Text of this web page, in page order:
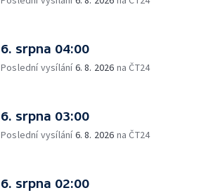
6. srpna 04:00
Poslední vysílání6. 8. 2026 na ČT24
6. srpna 03:00
Poslední vysílání6. 8. 2026 na ČT24
6. srpna 02:00